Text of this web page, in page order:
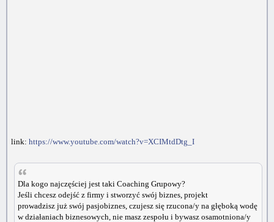
link: https://www.youtube.com/watch?v=XCIMtdDtg_I
Dla kogo najczęściej jest taki Coaching Grupowy?
Jeśli chcesz odejść z firmy i stworzyć swój biznes, projekt
prowadzisz już swój pasjobiznes, czujesz się rzucona/y na głęboką wodę
w działaniach biznesowych, nie masz zespołu i bywasz osamotniona/y